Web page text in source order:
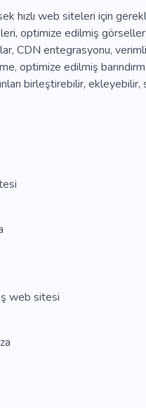
hızlı web siteleri için
optimize edilmiş
CDN entegrasyonu,
optimize edilmiş
birleştirebilir,
web sitesi